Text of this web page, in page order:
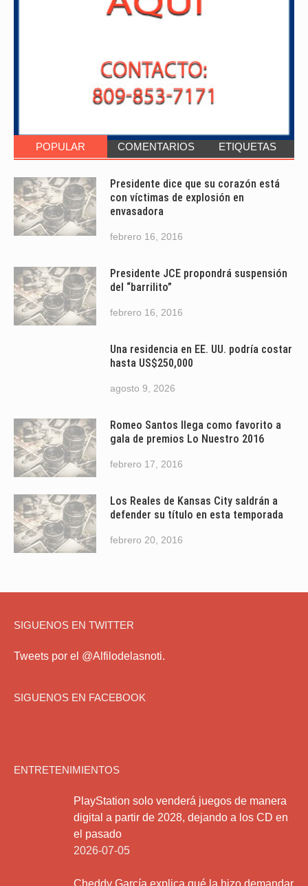
POPULAR COMENTARIOS ETIQUETAS
Presidente dice que su corazón está
con víctimas de explosión en
envasadora
febrero 16, 2016
Presidente JCE propondrá suspensión
del “barrilito”
febrero 16, 2016
Una residencia en EE. UU. podría costar
hasta US$250,000
agosto 9, 2026
Romeo Santos llega como favorito a
gala de premios Lo Nuestro 2016
febrero 17, 2016
Los Reales de Kansas City saldrán a
defender su título en esta temporada
febrero 20, 2016
SIGUENOS EN TWITTER
Tweets por el @Alfilodelasnoti.
SIGUENOS EN FACEBOOK
ENTRETENIMIENTOS
PlayStation solo venderá juegos de manera
digital a partir de 2028, dejando a los CD en
el pasado
2026-07-05